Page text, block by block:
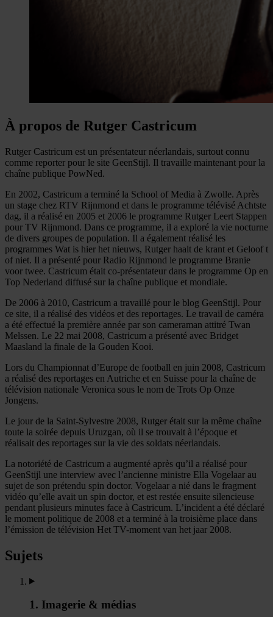
À propos de Rutger Castricum
Rutger Castricum est un présentateur néerlandais, surtout connu
comme reporter pour le site GeenStijl. Il travaille maintenant pour la
chaîne publique PowNed.
En 2002, Castricum a terminé la School of Media à Zwolle. Après
un stage chez RTV Rijnmond et dans le programme télévisé Achtste
dag, il a réalisé en 2005 et 2006 le programme Rutger Leert Stappen
pour TV Rijnmond. Dans ce programme, il a exploré la vie nocturne
de divers groupes de population. Il a également réalisé les
programmes Wat is hier het nieuws, Rutger haalt de krant et Geloof t
of niet. Il a présenté pour Radio Rijnmond le programme Branie
voor twee. Castricum était co-présentateur dans le programme Op en
Top Nederland diffusé sur la chaîne publique et mondiale.
De 2006 à 2010, Castricum a travaillé pour le blog GeenStijl. Pour
ce site, il a réalisé des vidéos et des reportages. Le travail de caméra
a été effectué la première année par son cameraman attitré Twan
Melssen. Le 22 mai 2008, Castricum a présenté avec Bridget
Maasland la finale de la Gouden Kooi.
Lors du Championnat d’Europe de football en juin 2008, Castricum
a réalisé des reportages en Autriche et en Suisse pour la chaîne de
télévision nationale Veronica sous le nom de Trots Op Onze
Jongens.
Le jour de la Saint-Sylvestre 2008, Rutger était sur la même chaîne
toute la soirée depuis Uruzgan, où il se trouvait à l’époque et
réalisait des reportages sur la vie des soldats néerlandais.
La notoriété de Castricum a augmenté après qu’il a réalisé pour
GeenStijl une interview avec l’ancienne ministre Ella Vogelaar au
sujet de son prétendu spin doctor. Vogelaar a nié dans le fragment
vidéo qu’elle avait un spin doctor, et est restée ensuite silencieuse
pendant plusieurs minutes face à Castricum. L’incident a été déclaré
le moment politique de 2008 et a terminé à la troisième place dans
l’émission de télévision Het TV-moment van het jaar 2008.
Sujets
1. Imagerie & médias